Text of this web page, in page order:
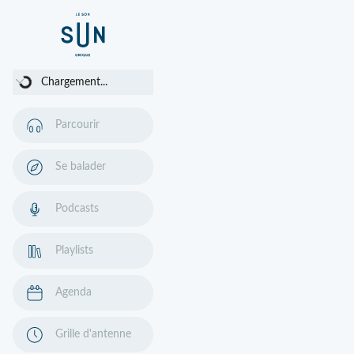
Chargement... Chargement...
Parcourir
Se balader
Podcasts
Playlists
Agenda
Grille d'antenne